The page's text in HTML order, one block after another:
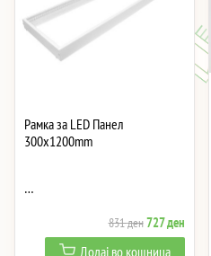
Рамка за LED Панел
300x1200mm
…
831денOriginal
price
727денCurrent
price
Додај во кошница